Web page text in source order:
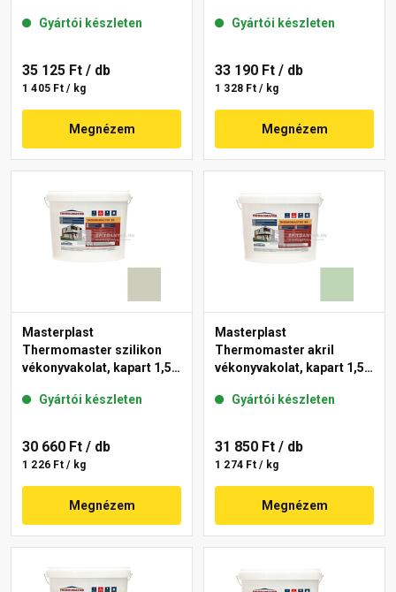
Gyártói készleten
35 125 Ft / db
1 405 Ft / kg
Megnézem
Gyártói készleten
33 190 Ft / db
1 328 Ft / kg
Megnézem
Masterplast
Thermomaster szilikon
vékonyvakolat, kapart 1,5
Gyártói készleten
30 660 Ft / db
1 226 Ft / kg
Megnézem
Masterplast
Thermomaster akril
vékonyvakolat, kapart 1,5
Gyártói készleten
31 850 Ft / db
1 274 Ft / kg
Megnézem